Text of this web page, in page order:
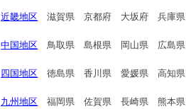
近畿地区 滋賀県 京都府 大坂府 兵庫
中国地区 鳥取県 島根県 岡山県 広島
四国地区 徳島県 香川県 愛媛県 高知県
九州地区 福岡県 佐賀県 長崎県 熊本